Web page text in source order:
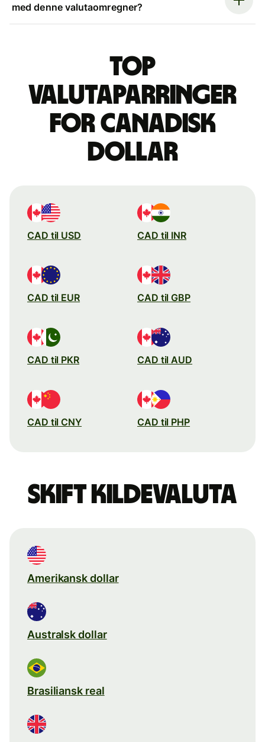
med denne valutaomregner?
Top
valutaparringer
for canadisk
dollar
CAD til USD CAD til INR
CAD til EUR CAD til GBP
CAD til PKR CAD til AUD
CAD til CNY CAD til PHP
Skift kildevaluta
Amerikansk dollar
Australsk dollar
Brasiliansk real